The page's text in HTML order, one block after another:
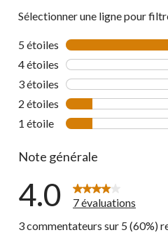
Sélectionner une ligne pour
5 étoiles étoiles
4 étoiles étoiles
3 étoiles étoiles
2 étoiles étoiles
1 étoile étoiles
Note générale
4.0
7 évaluations
3 commentateurs sur 5 (60%)